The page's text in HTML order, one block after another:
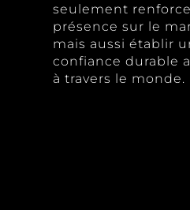
seulement
présence sur le
mais aussi établir
confiance durable
à travers le monde.